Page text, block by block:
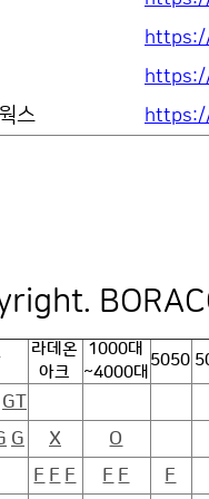
스
라데온
아크
1000대
~4000대
5050
GT
G X O
F F F F F F